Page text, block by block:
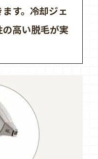
す。冷却ジェ
高い脱毛が実